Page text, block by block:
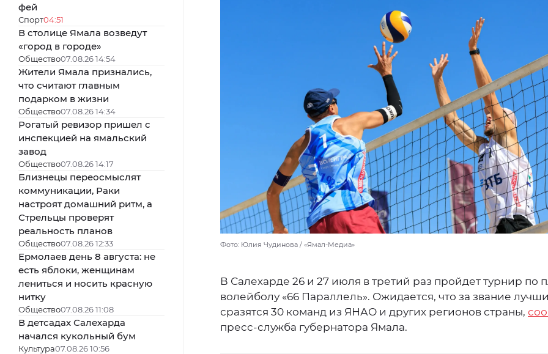
фей
Спорт04:51
В столице Ямала возведут
«город в городе»
Общество07.08.26 14:54
Жители Ямала признались,
что считают главным
подарком в жизни
Общество07.08.26 14:34
Рогатый ревизор пришел с
инспекцией на ямальский
завод
Общество07.08.26 14:17
Близнецы переосмыслят
коммуникации, Раки
настроят домашний ритм, а
Стрельцы проверят
реальность планов
Общество07.08.26 12:33
Ермолаев день 8 августа: не
есть яблоки, женщинам
лениться и носить красную
нитку
Общество07.08.26 11:08
В детсадах Салехарда
начался кукольный бум
Культура07.08.26 10:56
Фото: Юлия Чудинова / «Ямал-Медиа»
В Салехарде 26 и 27 июля в третий раз пройдет турнир по
волейболу «66 Параллель». Ожидается, что за звание
сразятся 30 команд из ЯНАО и других регионов страны,
пресс-служба губернатора Ямала.